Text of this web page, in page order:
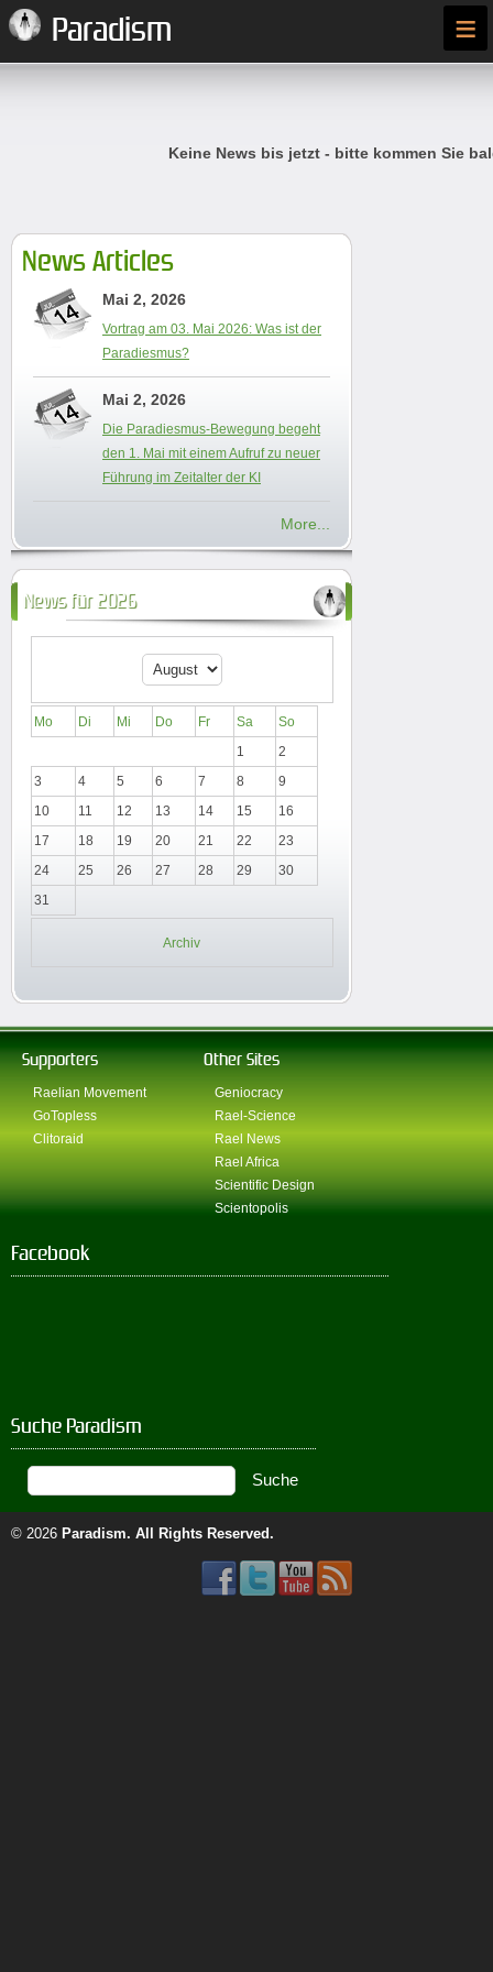
Paradism ≡
Keine News bis jetzt - bitte kommen Sie
News Articles
Mai 2, 2026
Vortrag am 03. Mai 2026: Was ist der
Paradiesmus?
Mai 2, 2026
Die Paradiesmus-Bewegung begeht
den 1. Mai mit einem Aufruf zu neuer
Führung im Zeitalter der KI
More...
News für 2026
Mo Di Mi Do Fr Sa
So
1
2
3
4 5 6 7 8
9
10
11 12 13 14 15
16
17
18 19 20 21 22
23
24
25 26 27 28 29
30
31
Archiv
Supporters
Raelian Movement
GoTopless
Clitoraid
Other Sites
Geniocracy
Rael-Science
Rael News
Rael Africa
Scientific Design
Scientopolis
Facebook
Suche Paradism
© 2026 Paradism. All Rights Reserved.